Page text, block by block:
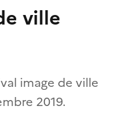
ville
image de ville
2019.